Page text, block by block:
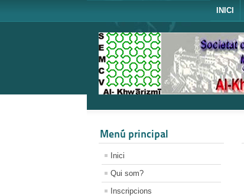
INICI
Menú principal
Inici
Qui som?
Inscripcions